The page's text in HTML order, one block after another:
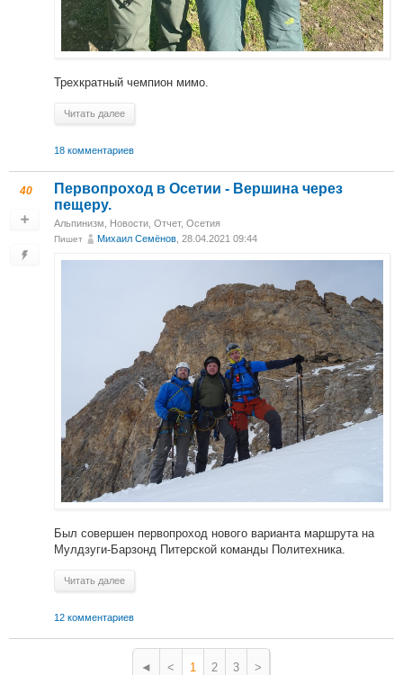
Трехкратный чемпион мимо.
Читать далее
18 комментариев
40
Первопроход в Осетии - Вершина через
пещеру.
Альпинизм Новости Отчет, Осетия
Пишет Михаил Cемёнов , 28.04.2021 09:44
Был совершен первопроход нового варианта маршрута на
Мулдзуги-Барзонд Питерской команды Политехника.
Читать далее
12 комментариев
◄ < 1 2 3 >